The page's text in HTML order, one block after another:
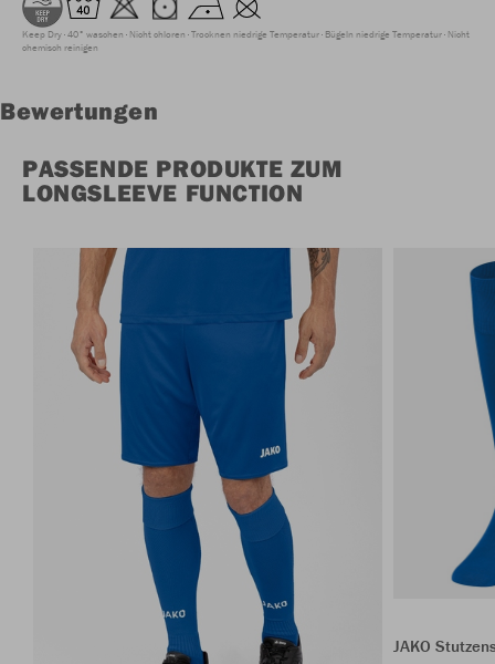
Keep Dry 40° waschen Nicht chloren Trocknen niedrige Temperatur Bügeln niedrige Temperatur Nicht
chemisch reinigen
Bewertungen
PASSENDE PRODUKTE ZUM
LONGSLEEVE FUNCTION
JAKO